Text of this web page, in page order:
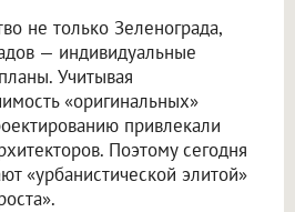
не только Зеленограда,
— индивидуальные
Учитывая
«оригинальных»
привлекали
Поэтому сегодня
«урбанистической элитой»